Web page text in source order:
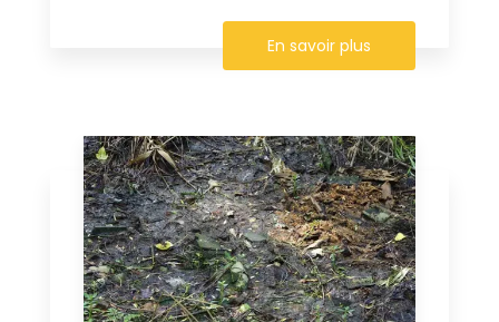
En savoir plus